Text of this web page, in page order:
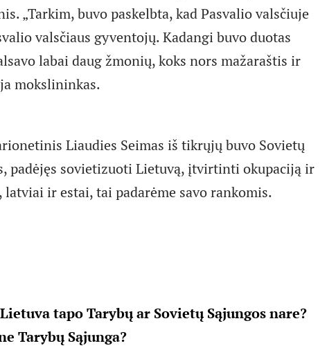
„Tarkim, buvo paskelbta, kad Pasvalio valsčiuje
valsčiaus gyventojų. Kadangi buvo duotas
labai daug žmonių, koks nors mažaraštis ir
mokslininkas.
Liaudies Seimas iš tikrųjų buvo Sovietų
padėjęs sovietizuoti Lietuvą, įtvirtinti okupaciją ir
ir estai, tai padarėme savo rankomis.
tapo Tarybų ar Sovietų Sąjungos nare?
Tarybų Sąjunga?